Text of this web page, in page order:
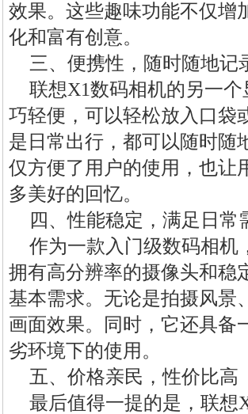
效果。这些趣味功能不仅增
化和富有创意。
三、便携性，随时随地记
联想X1数码相机的另一
巧轻便，可以轻松放入口袋
是日常出行，都可以随时随
仅方便了用户的使用，也让
多美好的回忆。
四、性能稳定，满足日常
作为一款入门级数码相机
拥有高分辨率的摄像头和稳
基本需求。无论是拍摄风景
画面效果。同时，它还具备
劣环境下的使用。
五、价格亲民，性价比高
最后值得一提的是，联想